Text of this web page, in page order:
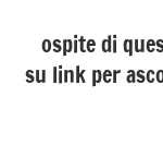
ospite di
su link per